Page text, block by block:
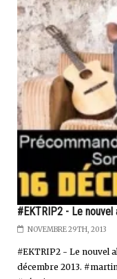
#EKTRIP2 - Le nouvel
NOVEMBRE 29TH, 2013
#EKTRIP2 - Le nouvel
décembre 2013.